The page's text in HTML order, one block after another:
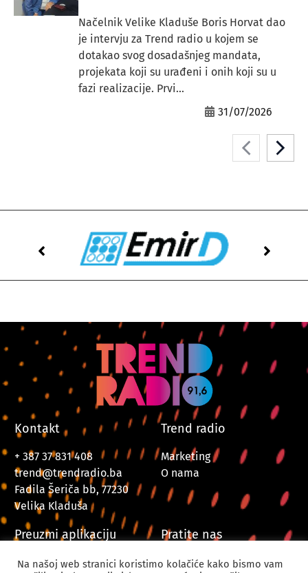
Načelnik Velike Kladuše Boris Horvat dao
je intervju za Trend radio u kojem se
dotakao svog dosadašnjeg mandata,
projekata koji su urađeni i onih koji su u
fazi realizacije. Prvi...
31/07/2026
Kontakt
+ 387 37 831 408
trend@trendradio.ba
Fadila Šeriča bb, 77230
Velika Kladuša
Trend radio
Marketing
O nama
Preuzmi aplikaciju Pratite nas
Na našoj web stranici koristimo kolačiće kako bismo vam